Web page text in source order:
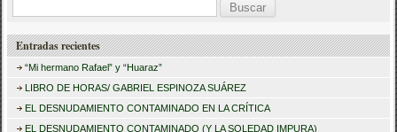
s
r
Entradas recientes
“Mi hermano Rafael” y “Huaraz”
LIBRO DE HORAS/ GABRIEL ESPINOZA SUÁREZ
EL DESNUDAMIENTO CONTAMINADO EN LA CRÍTICA
EL DESNUDAMIENTO CONTAMINADO (Y LA SOLEDAD IMPURA)